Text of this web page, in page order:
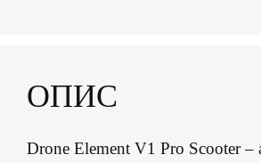
ОПИС
Drone Element V1 Pro Scooter –